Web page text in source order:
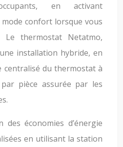
en activant
confort lorsque vous
Le thermostat Netatmo,
installation hybride, en
centralisé du thermostat à
pièce assurée par les
des économies d’énergie
en utilisant la station